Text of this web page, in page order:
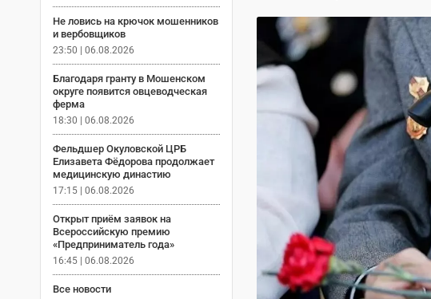
Не ловись на крючок мошенников
и вербовщиков
23:50 | 06.08.2026
Благодаря гранту в Мошенском
округе появится овцеводческая
ферма
18:30 | 06.08.2026
Фельдшер Окуловской ЦРБ
Елизавета Фёдорова продолжает
медицинскую династию
17:15 | 06.08.2026
Открыт приём заявок на
Всероссийскую премию
«Предприниматель года»
16:45 | 06.08.2026
Все новости